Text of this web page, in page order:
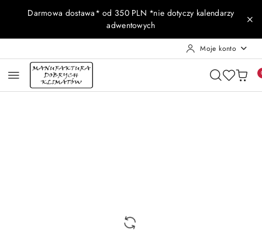
Przejdź do treści głównej
Przejdź do wyszukiwarki
Przejdź do moje konto
Przejdź do menu głównego
Przejdź do opisu produktu
Przejdź do stopki
Darmowa dostawa* od 350 PLN *nie dotyczy kalendarzy
adwentowych
Moje konto